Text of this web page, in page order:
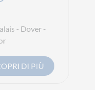
- Dover -
DI PIÙ